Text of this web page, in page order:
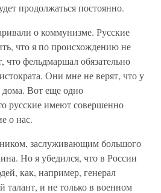
продолжаться постоянно.
о коммунизме. Русские
что я по происхождению не
фельдмаршал обязательно
Они мне не верят, что у
дома. Вот еще одно
русские имеют совершенно
о нас.
заслуживающим большого
Но я убедился, что в России
как, например, генерал
и не только в военном